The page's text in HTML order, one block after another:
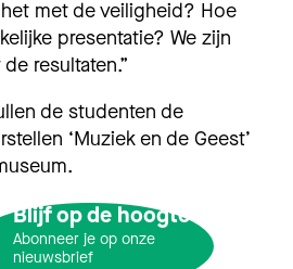
met de veiligheid? Hoe
presentatie? We zijn
resultaten.”
de studenten de
‘Muziek en de Geest’
Blijf op de hoogte
Abonneer je op onze
nieuwsbrief